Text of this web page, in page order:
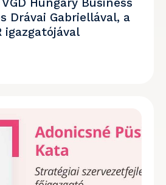
Hungary Business
Drávai Gabriellával, a
igazgatójával